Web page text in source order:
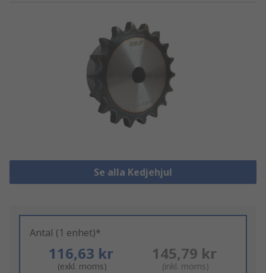
Se alla Kedjehjul
Antal (1 enhet)*
116,63 kr
(exkl. moms)
145,79 kr
(inkl. moms)